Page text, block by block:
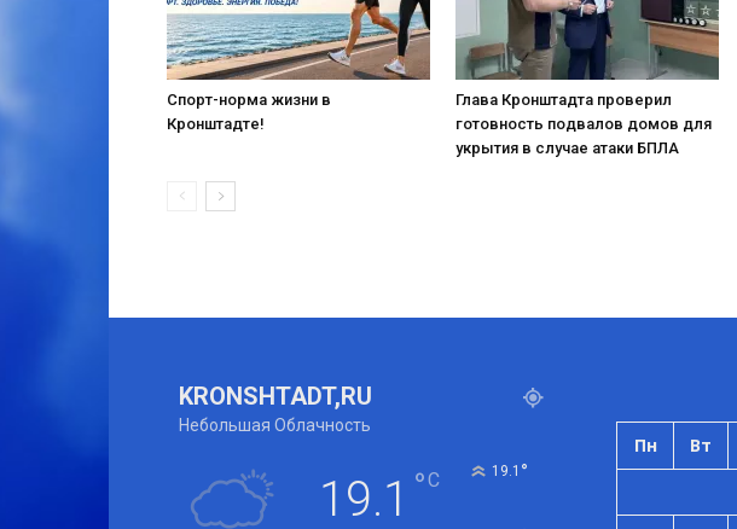
Спорт-норма жизни в
Кронштадте!
Глава Кронштадта проверил
готовность подвалов домов для
укрытия в случае атаки БПЛА
KRONSHTADT,RU
Небольшая Облачность
19.1 °C 19.1 °
Пн Вт